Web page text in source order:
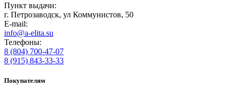
Пункт выдачи:
г. Петрозаводск, ул Коммунистов, 50
E-mail:
info@a-elita.su
Телефоны:
8 (804) 700-47-07
8 (915) 843-33-33
Покупателям